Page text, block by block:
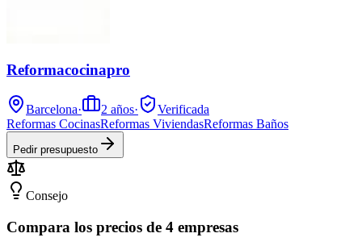
Reformacocinapro
Barcelona· 2 años·
Verificada
Reformas CocinasReformas ViviendasReformas Baños
Pedir presupuesto
Consejo
Compara los precios de 4 empresas